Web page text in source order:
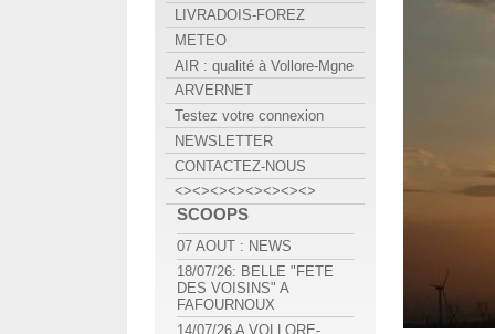
LIVRADOIS-FOREZ
METEO
AIR : qualité à Vollore-Mgne
ARVERNET
Testez votre connexion
NEWSLETTER
CONTACTEZ-NOUS
<><><><><><><><>
SCOOPS
07 AOUT : NEWS
18/07/26: BELLE "FETE
DES VOISINS" A
FAFOURNOUX
14/07/26 A VOLLORE-